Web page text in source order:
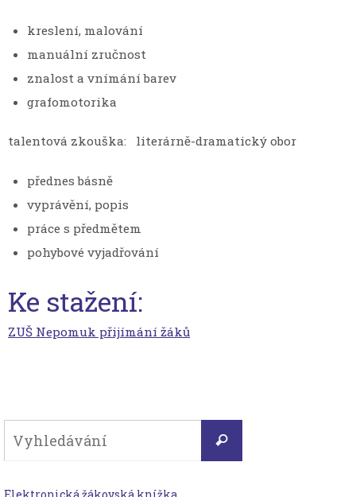
kreslení, malování
manuální zručnost
znalost a vnímání barev
grafomotorika
talentová zkouška: literárně-dramatický obor
přednes básně
vyprávění, popis
práce s předmětem
pohybové vyjadřování
Ke stažení:
ZUŠ Nepomuk přijímání žáků
Vyhledávání
Elektronická žákovská knížka